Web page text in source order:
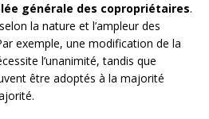
générale des copropriétaires.
la nature et l’ampleur des
exemple, une modification de la
l’unanimité, tandis que
être adoptés à la majorité